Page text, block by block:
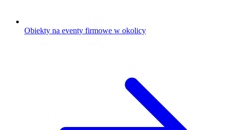
Obiekty na eventy firmowe w okolicy